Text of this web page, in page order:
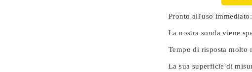
Pronto all'uso immediato:
La nostra sonda viene
Tempo di risposta molto
La sua superficie di